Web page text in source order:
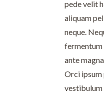
pede velit
aliquam
neque.
ante
Orci ipsum
vestibulum